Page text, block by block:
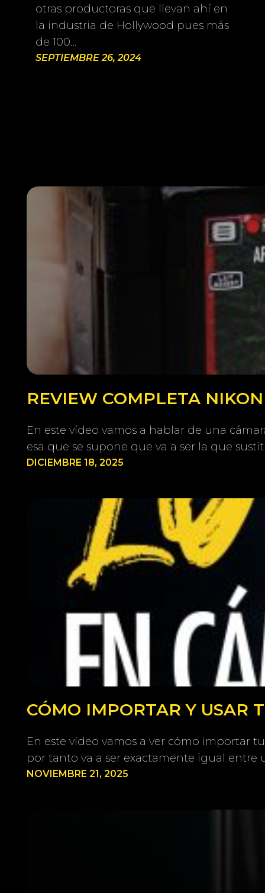
otras productoras que llevan ahí en
la industria de Hollywood pues más
de 100…
SEPTIEMBRE 26, 2024
REVIEW COMPLETA
En este vídeo vamos a hablar de una
esa que se supone que va a ser la que
DICIEMBRE 18, 2025
CÓMO IMPORTAR Y USAR
En este vídeo vamos a ver cómo importar
por tanto va a ser exactamente igual entre
NOVIEMBRE 21, 2025